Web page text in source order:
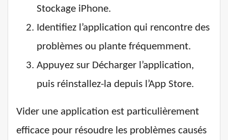
Stockage iPhone.
Identifiez l’application qui rencontre des
problèmes ou plante fréquemment.
Appuyez sur Décharger l’application,
puis réinstallez-la depuis l’App Store.
Vider une application est particulièrement
efficace pour résoudre les problèmes causés